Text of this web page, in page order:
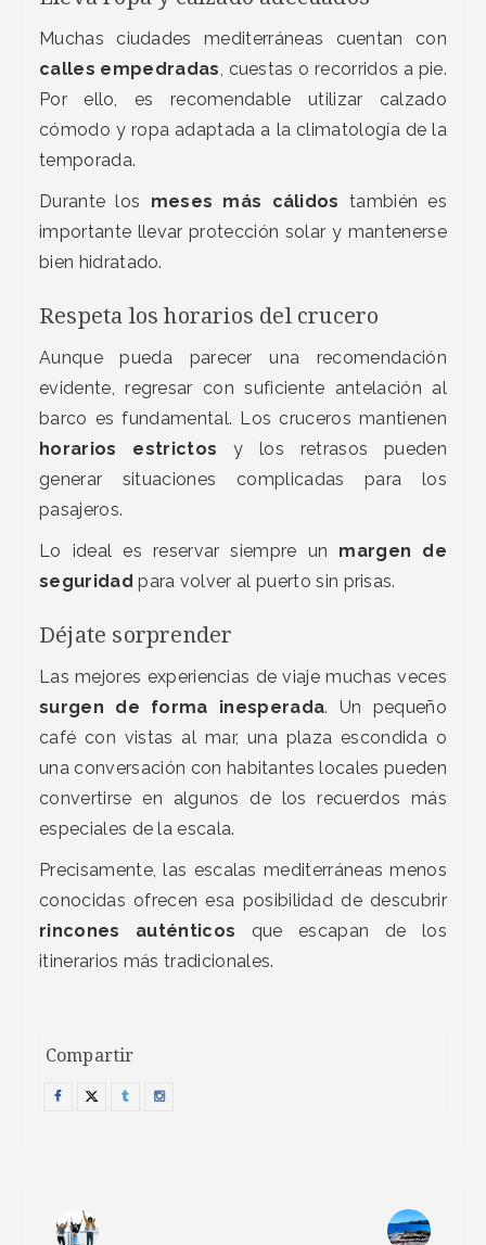
Muchas ciudades mediterráneas cuentan con
calles empedradas, cuestas o recorridos a pie.
Por ello, es recomendable utilizar calzado
cómodo y ropa adaptada a la climatología de la
temporada.
Durante los meses más cálidos también es
importante llevar protección solar y mantenerse
bien hidratado.
Respeta los horarios del crucero
Aunque pueda parecer una recomendación
evidente, regresar con suficiente antelación al
barco es fundamental. Los cruceros mantienen
horarios estrictos y los retrasos pueden
generar situaciones complicadas para los
pasajeros.
Lo ideal es reservar siempre un margen de
seguridad para volver al puerto sin prisas.
Déjate sorprender
Las mejores experiencias de viaje muchas veces
surgen de forma inesperada. Un pequeño
café con vistas al mar, una plaza escondida o
una conversación con habitantes locales pueden
convertirse en algunos de los recuerdos más
especiales de la escala.
Precisamente, las escalas mediterráneas menos
conocidas ofrecen esa posibilidad de descubrir
rincones auténticos que escapan de los
itinerarios más tradicionales.
Compartir